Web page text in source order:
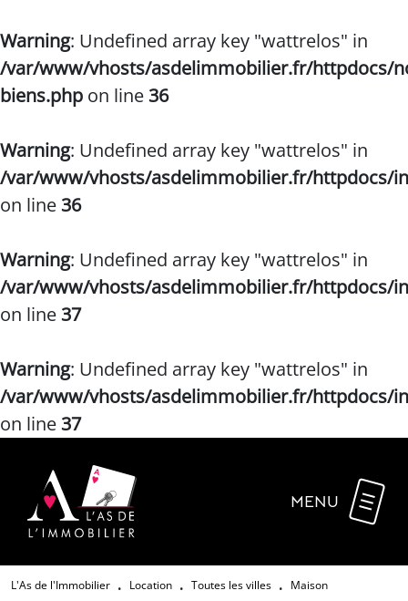
Warning: Undefined array key "wattrelos" in
/var/www/vhosts/asdelimmobilier.fr/httpdocs/
biens.php on line 36
Warning: Undefined array key "wattrelos" in
/var/www/vhosts/asdelimmobilier.fr/httpdocs/
on line 36
Warning: Undefined array key "wattrelos" in
/var/www/vhosts/asdelimmobilier.fr/httpdocs/
on line 37
Warning: Undefined array key "wattrelos" in
/var/www/vhosts/asdelimmobilier.fr/httpdocs/
on line 37
MENU
L'As de l'Immobilier • Location • Toutes les villes • Maison